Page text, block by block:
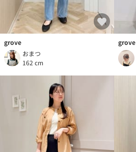
grove
おまつ
162 cm
grove